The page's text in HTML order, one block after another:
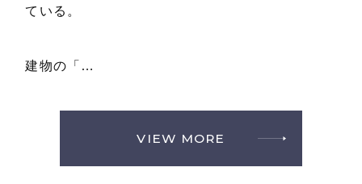
ている。
建物の「…
VIEW MORE